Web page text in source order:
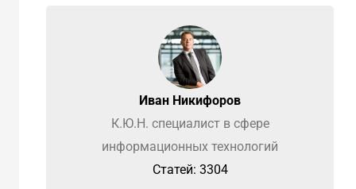
Иван Никифоров
К.Ю.Н. специалист в сфере
информационных технологий
Cтатей: 3304